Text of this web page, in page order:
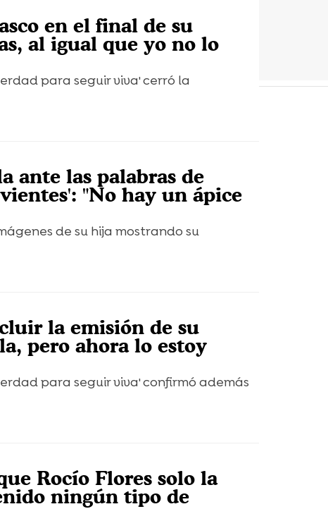
en el final de su
al igual que yo no lo
para seguir viva' cerró la
ante las palabras de
"No hay un ápice
de su hija mostrando su
la emisión de su
pero ahora lo estoy
para seguir viva' confirmó además
Rocío Flores solo la
ningún tipo de